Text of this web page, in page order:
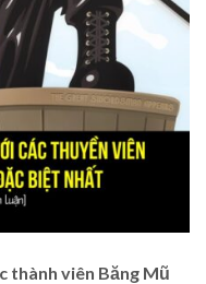
thành viên Băng Mũ